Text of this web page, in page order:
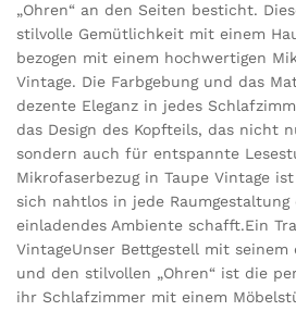
„Ohren“ an den Seiten besticht.
stilvolle Gemütlichkeit mit einem
bezogen mit einem hochwertigen
Vintage. Die Farbgebung und das
dezente Eleganz in jedes
das Design des Kopfteils, das nicht
sondern auch für entspannte
Mikrofaserbezug in Taupe Vintage
sich nahtlos in jede
einladendes Ambiente schafft.Ein
VintageUnser Bettgestell mit seinem
und den stilvollen „Ohren“ ist die
ihr Schlafzimmer mit einem